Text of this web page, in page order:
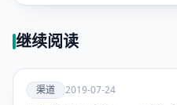
继续阅读
爱
渠道 2019-07-24